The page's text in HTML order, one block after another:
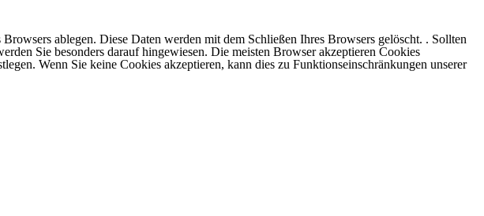
ablegen. Diese Daten werden mit dem Schließen Ihres Browsers gelöscht. . Sollten
Sie besonders darauf hingewiesen. Die meisten Browser akzeptieren Cookies
Wenn Sie keine Cookies akzeptieren, kann dies zu Funktionseinschränkungen unserer